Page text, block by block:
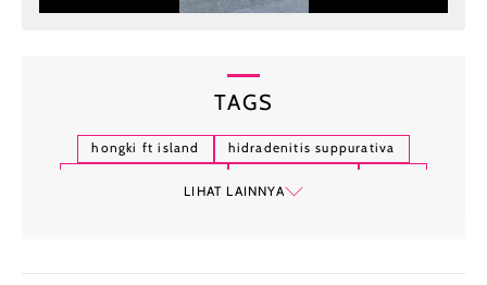
TAGS
hongki ft island
hidradenitis suppurativa
LIHAT LAINNYA